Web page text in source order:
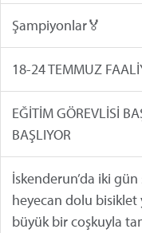
Şampiyonlar🏅
18-24 TEMMUZ
EĞİTİM GÖREVLİSİ
BAŞLIYOR
İskenderun’da iki
heyecan dolu bisiklet
büyük bir coşkuyla